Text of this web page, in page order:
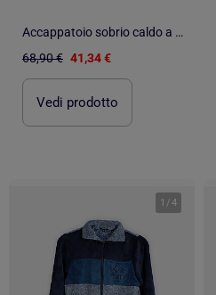
Accappatoio sobrio caldo a maniche lunghe da uomo ANTONIO MIRO
68,90 € 41,34 €
Vedi prodotto
1 /4